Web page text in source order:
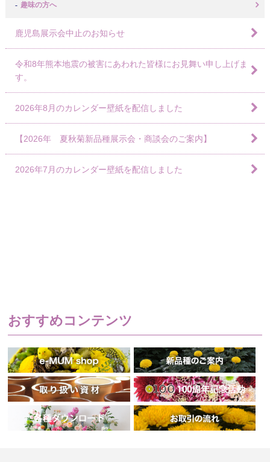
趣味の方へ
鹿児島展示会中止のお知らせ
令和8年熊本地震の被害にあわれた皆様にお見舞い申し上げま
す。
2026年8月のカレンダー壁紙を配信しました
【2026年 夏秋菊新品種展示会・商談会のご案内】
2026年7月のカレンダー壁紙を配信しました
おすすめコンテンツ